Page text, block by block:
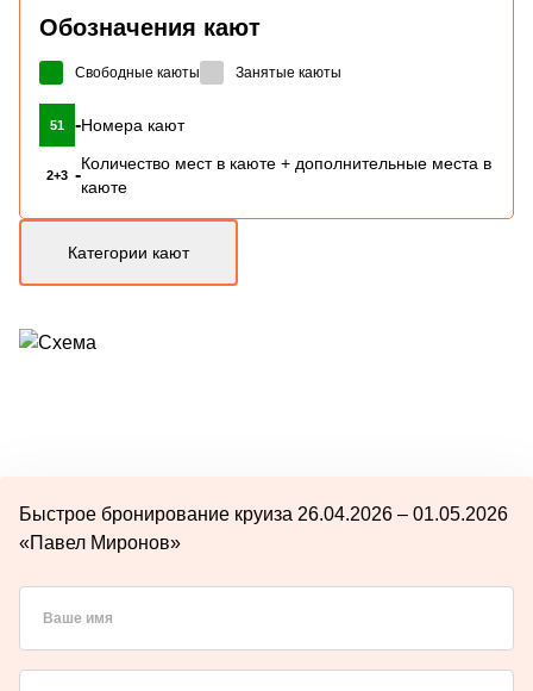
Обозначения кают
Свободные каюты Занятые каюты
51 -Номера кают
2+3 -
Количество мест в каюте + дополнительные места в
каюте
Категории кают
Быстрое бронирование круиза 26.04.2026 – 01.05.2026
«Павел Миронов»
Ваше имя